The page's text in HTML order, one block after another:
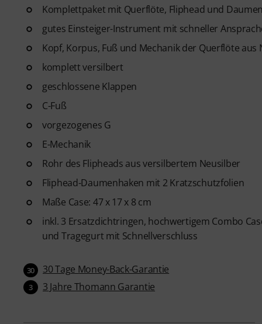
Verlängerung!
Komplettpaket mit Querflöte, Fliphead und
gutes Einsteiger-Instrument mit schneller
Kopf, Korpus, Fuß und Mechanik der Querflöte aus
komplett versilbert
geschlossene Klappen
C-Fuß
vorgezogenes G
E-Mechanik
Rohr des Flipheads aus versilbertem Neusilber
Fliphead-Daumenhaken mit 2 Kratzschutzfolien
Maße Case: 47 x 17 x 8 cm
inkl. 3 Ersatzdichtringen, hochwertigem Combo
und Tragegurt mit Schnellverschluss
30 30 Tage Money-Back-Garantie
3 3 Jahre Thomann Garantie